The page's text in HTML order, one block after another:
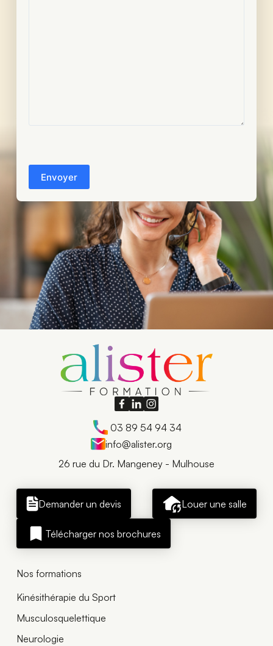
03 89 54 94 34
info@alister.org
26 rue du Dr. Mangeney - Mulhouse
Demander un devis Louer une salle
Télécharger nos brochures
Nos formations
Kinésithérapie du Sport
Musculosquelettique
Neurologie